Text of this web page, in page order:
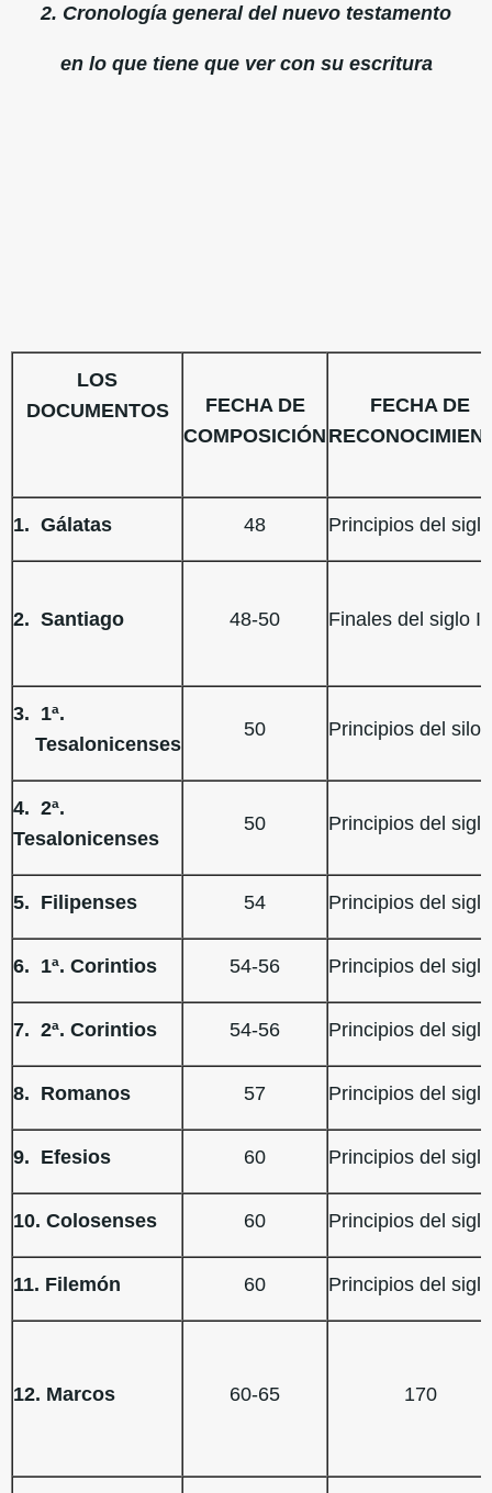
2. Cronología general del nuevo testamento
en lo que tiene que ver con su escritura
LOS
DOCUMENTOS
FECHA DE
COMPOSICIÓN
FECHA DE
1. Gálatas 48 Principios del
2. Santiago 48-50 Finales del siglo
3. 1ª.
Tesalonicenses
50 Principios del silo
4. 2ª.
Tesalonicenses
50 Principios del
5. Filipenses 54 Principios del
6. 1ª. Corintios 54-56 Principios del
7. 2ª. Corintios 54-56 Principios del
8. Romanos 57 Principios del
9. Efesios 60 Principios del
10. Colosenses 60 Principios del
11. Filemón 60 Principios del
12. Marcos 60-65 170